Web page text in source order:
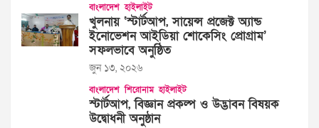
বাংলাদেশ হাইলাইট
খুলনায় ‘স্টার্টআপ, সায়েন্স প্রজেক্ট অ্যান্ড
ইনোভেশন আইডিয়া শোকেসিং প্রোগ্রাম’
সফলভাবে অনুষ্ঠিত
জুন ১৩, ২০২৬
বাংলাদেশ শিরোনাম হাইলাইট
স্টার্টআপ, বিজ্ঞান প্রকল্প ও উদ্ভাবন বিষয়ক
উদ্বোধনী অনুষ্ঠান